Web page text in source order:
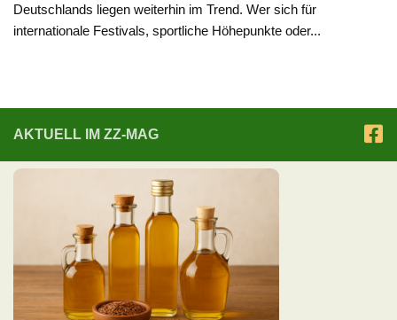
Deutschlands liegen weiterhin im Trend. Wer sich für
internationale Festivals, sportliche Höhepunkte oder...
AKTUELL IM ZZ-MAG